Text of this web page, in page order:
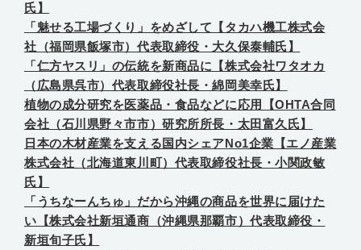
氏】
「魅せる工場づくり」をめざして【タカハ機工株式会
社（福岡県飯塚市）代表取締役・大久保泰輔氏】
「仁方ヤスリ」の伝統を新商品に【株式会社ワタオカ
（広島県呉市）代表取締役社長・綿岡美幸氏】
植物の成分研究を医薬品・食品などに応用【OHTA合同
会社（石川県野々市市）研究所所長・太田富久氏】
日本の木材産業を支える国内シェアNo1企業【エノ産業
株式会社（北海道東川町）代表取締役社長・小関政敏
氏】
「うちなーんちゅ」だから沖縄の商品を世界に届けた
い【株式会社新垣通商（沖縄県那覇市）代表取締役・
新垣旬子氏】